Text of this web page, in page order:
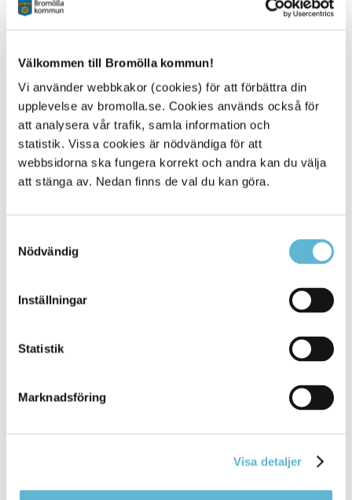
Välkommen till Bromölla kommun!
Vi använder webbkakor (cookies) för att förbättra din
upplevelse av bromolla.se. Cookies används också för
att analysera vår trafik, samla information och
statistik. Vissa cookies är nödvändiga för att
webbsidorna ska fungera korrekt och andra kan du välja
att stänga av. Nedan finns de val du kan göra.
Nödvändig
Inställningar
Statistik
Marknadsföring
Visa detaljer
Du får lämna max 4 kolli/hushåll och max 25 kg/kolli.
Mer information om grovavfall
Sidan senast uppdaterad:den 10 November 2025